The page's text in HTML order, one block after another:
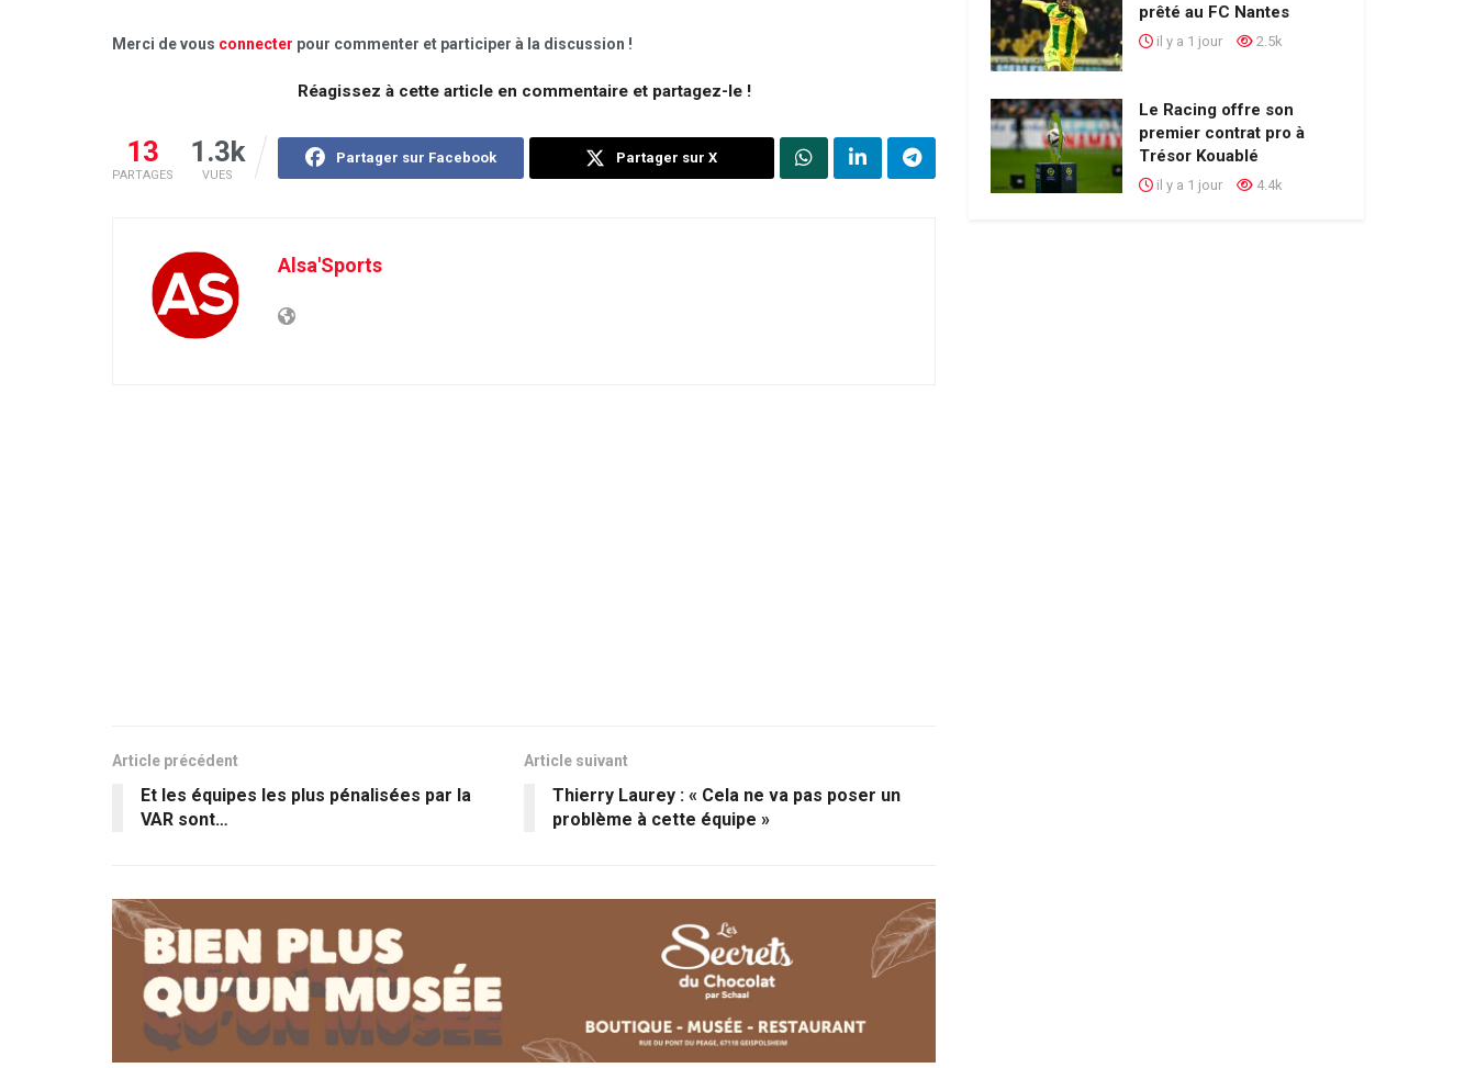
Merci de vous connecter pour commenter et participer à la discussion !
Réagissez à cette article en commentaire et partagez-le !
13
PARTAGES
1.3k
VUES
Partager sur Facebook Partager sur X
Alsa'Sports
Article précédent
Et les équipes les plus pénalisées par la
VAR sont…
Article suivant
Thierry Laurey : « Cela ne va pas poser un
problème à cette équipe »
prêté au FC Nantes
il y a 1 jour 2.5k
Le Racing offre son
premier contrat pro à
Trésor Kouablé
il y a 1 jour 4.4k